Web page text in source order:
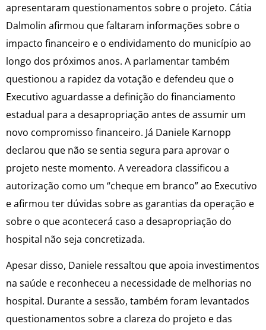
apresentaram questionamentos sobre o projeto. Cátia
Dalmolin afirmou que faltaram informações sobre o
impacto financeiro e o endividamento do município ao
longo dos próximos anos. A parlamentar também
questionou a rapidez da votação e defendeu que o
Executivo aguardasse a definição do financiamento
estadual para a desapropriação antes de assumir um
novo compromisso financeiro. Já Daniele Karnopp
declarou que não se sentia segura para aprovar o
projeto neste momento. A vereadora classificou a
autorização como um “cheque em branco” ao Executivo
e afirmou ter dúvidas sobre as garantias da operação e
sobre o que acontecerá caso a desapropriação do
hospital não seja concretizada.
Apesar disso, Daniele ressaltou que apoia investimentos
na saúde e reconheceu a necessidade de melhorias no
hospital. Durante a sessão, também foram levantados
questionamentos sobre a clareza do projeto e das